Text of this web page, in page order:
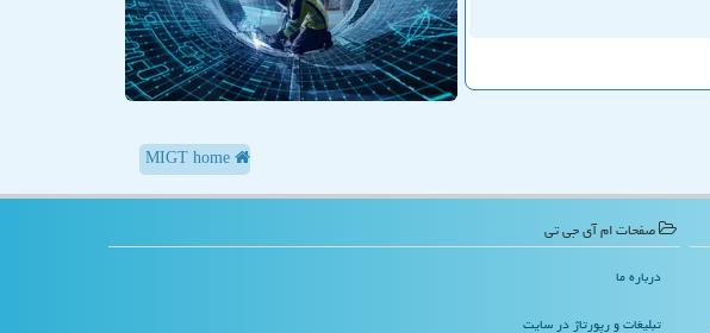
صفحات ام آی جی تی
درباره ما
تبلیغات و رپورتاژ در سایت